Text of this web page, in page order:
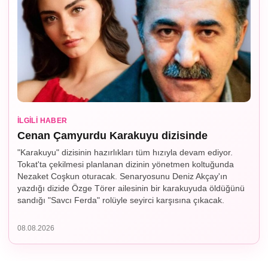
İLGILI HABER
Cenan Çamyurdu Karakuyu dizisinde
"Karakuyu" dizisinin hazırlıkları tüm hızıyla devam ediyor.
Tokat'ta çekilmesi planlanan dizinin yönetmen koltuğunda
Nezaket Coşkun oturacak. Senaryosunu Deniz Akçay'ın
yazdığı dizide Özge Törer ailesinin bir karakuyuda öldüğünü
sandığı "Savcı Ferda" rolüyle seyirci karşısına çıkacak.
08.08.2026